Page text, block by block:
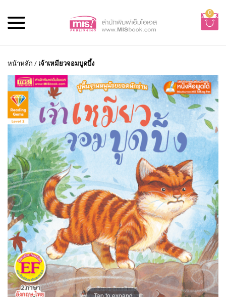
0
หน้าหลัก / เจ้าเหมียวจอมบูดบึ้ง
Tap to expand